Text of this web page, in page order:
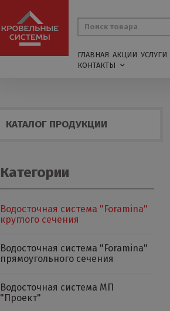
ГЛАВНАЯ АКЦИИ УСЛУГИ
КОНТАКТЫ
КАТАЛОГ ПРОДУКЦИИ
Категории
Водосточная система "Foramina"
круглого сечения
Водосточная система "Foramina"
прямоугольного сечения
Водосточная система МП
"Проект"